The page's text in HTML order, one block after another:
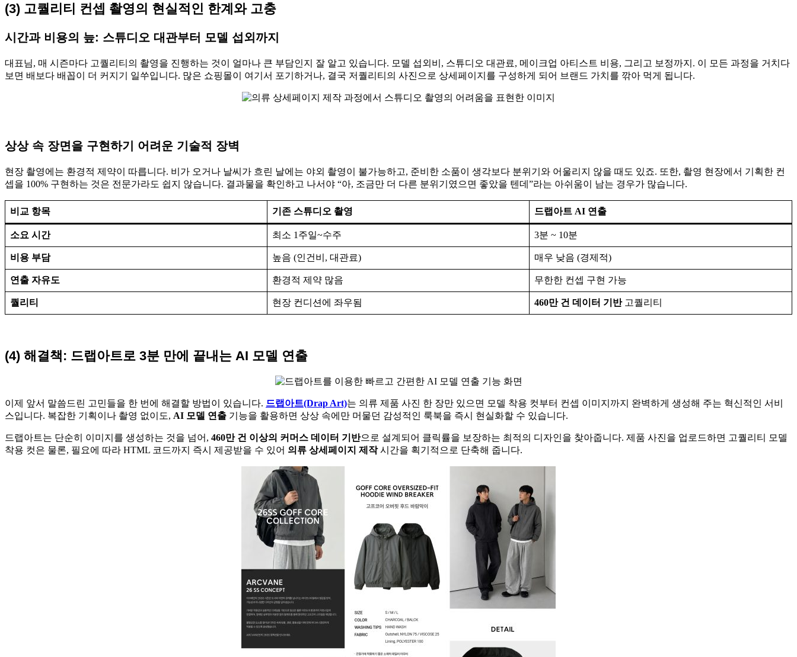
(3) 고퀄리티 컨셉 촬영의 현실적인 한계와 고충
시간과 비용의 늪: 스튜디오 대관부터 모델 섭외까지
대표님, 매 시즌마다 고퀄리티의 촬영을 진행하는 것이 얼마나 큰 부담인지 잘 알고 있습니다. 모델 섭외비, 스튜디오 대관료, 메이크업 아티스트 비용, 그리고 보정까지. 이 모든 과정을 거치다
보면 배보다 배꼽이 더 커지기 일쑤입니다. 많은 쇼핑몰이 여기서 포기하거나, 결국 저퀄리티의 사진으로 상세페이지를 구성하게 되어 브랜드 가치를 깎아 먹게 됩니다.
상상 속 장면을 구현하기 어려운 기술적 장벽
현장 촬영에는 환경적 제약이 따릅니다. 비가 오거나 날씨가 흐린 날에는 야외 촬영이 불가능하고, 준비한 소품이 생각보다 분위기와 어울리지 않을 때도 있죠. 또한, 촬영 현장에서 기획한 컨
셉을 100% 구현하는 것은 전문가라도 쉽지 않습니다. 결과물을 확인하고 나서야 “아, 조금만 더 다른 분위기였으면 좋았을 텐데”라는 아쉬움이 남는 경우가 많습니다.
비교 항목 기존 스튜디오 촬영 드랩아트 AI 연출
소요 시간 최소 1주일~수주 3분 ~ 10분
비용 부담 높음 (인건비, 대관료) 매우 낮음 (경제적)
연출 자유도 환경적 제약 많음 무한한 컨셉 구현 가능
퀄리티 현장 컨디션에 좌우됨 460만 건 데이터 기반고퀄리티
(4) 해결책: 드랩아트로 3분 만에 끝내는 AI 모델 연출
이제 앞서 말씀드린 고민들을 한 번에 해결할 방법이 있습니다. 드랩아트(Drap Art)는 의류 제품 사진 한 장만 있으면 모델 착용 컷부터 컨셉 이미지까지 완벽하게 생성해 주는 혁신적인 서비
스입니다. 복잡한 기획이나 촬영 없이도, AI 모델 연출 기능을 활용하면 상상 속에만 머물던 감성적인 룩북을 즉시 현실화할 수 있습니다.
드랩아트는 단순히 이미지를 생성하는 것을 넘어, 460만 건 이상의 커머스 데이터 기반으로 설계되어 클릭률을 보장하는 최적의 디자인을 찾아줍니다. 제품 사진을 업로드하면 고퀄리티 모델
착용 컷은 물론, 필요에 따라 HTML 코드까지 즉시 제공받을 수 있어 의류 상세페이지 제작시간을 획기적으로 단축해 줍니다.